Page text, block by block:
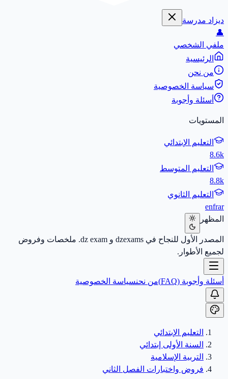
ديزاد مدرسة
👤
ملفي الشخصي
الرئيسية
من نحن
سياسة الخصوصية
أسئلة وأجوبة
المستويات
التعليم الإبتدائي
8.6k
التعليم المتوسط
8.8k
التعليم الثانوي
enfrar
المظهر
المصدر الأول للنجاح في dzexams و dz exam. ملخصات وفروض
لجميع الأطوار.
أسئلة وأجوبة (FAQ) من نحنسياسة الخصوصية
التعليم الإبتدائي
السنة الأولى إبتدائي
التربية الإسلامية
فروض واختبارات الفصل الثاني